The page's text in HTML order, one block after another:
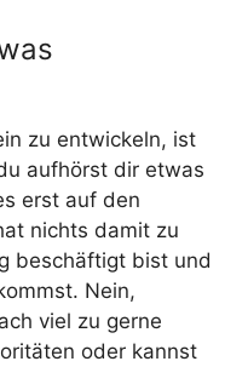
zu entwickeln, ist
aufhörst dir etwas
erst auf den
nichts damit zu
beschäftigt bist und
Nein,
viel zu gerne
oder kannst